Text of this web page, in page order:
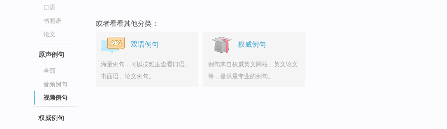
口语
书面语
论文
原声例句
全部
音频例句
视频例句
权威例句
或者看看其他分类：
双语例句
海量例句，可以按难度查看口语、
书面语、论文例句。
权威例句
例句来自权威英文网站、英文论文
等，提供最专业的例句。